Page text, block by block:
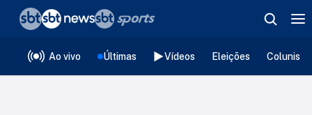
Ao vivo Últimas Vídeos Eleições
❮voltar
Editorias